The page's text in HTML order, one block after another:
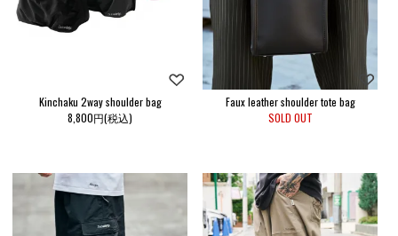
Kinchaku 2way shoulder bag
8,800円(税込)
Faux leather shoulder tote bag
SOLD OUT